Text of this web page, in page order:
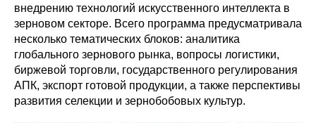
внедрению технологий искусственного интеллекта в
зерновом секторе. Всего программа предусматривала
несколько тематических блоков: аналитика
глобального зернового рынка, вопросы логистики,
биржевой торговли, государственного регулирования
АПК, экспорт готовой продукции, а также перспективы
развития селекции и зернобобовых культур.